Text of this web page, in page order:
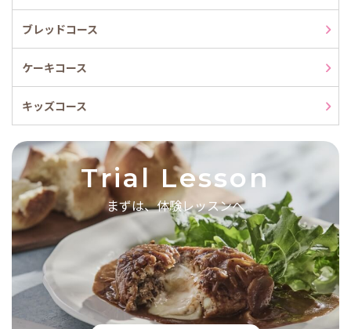
ブレッドコース
ケーキコース
キッズコース
Trial Lesson
まずは、体験レッスンへ